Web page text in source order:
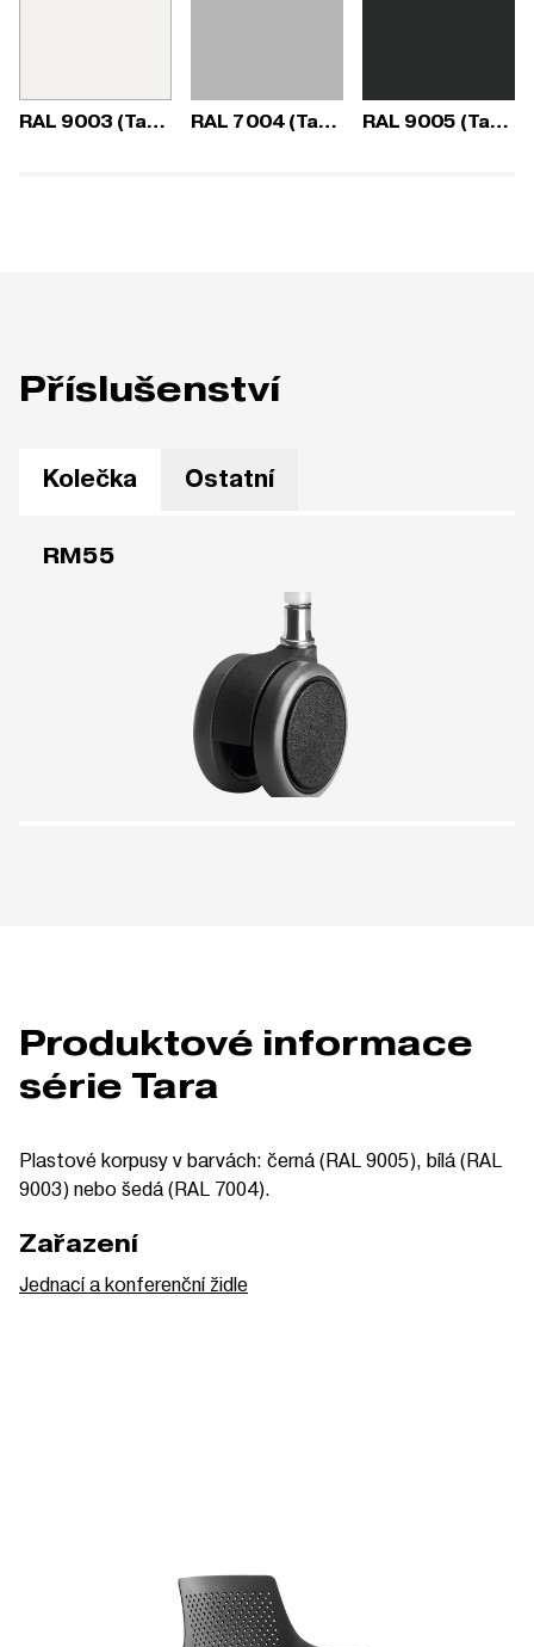
RAL 9003 (Tara) RAL 7004 (Tara) RAL 9005 (Tara)
Příslušenství
Kolečka Ostatní
RM55
Produktové informace
série Tara
Plastové korpusy v barvách: černá (RAL 9005), bílá (RAL
9003) nebo šedá (RAL 7004).
Zařazení
Jednací a konferenční židle